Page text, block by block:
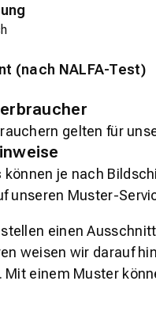
(nach NALFA-Test)
gelten für
können je nach
unseren Muster-
stellen einen
weisen wir darauf
einem Muster